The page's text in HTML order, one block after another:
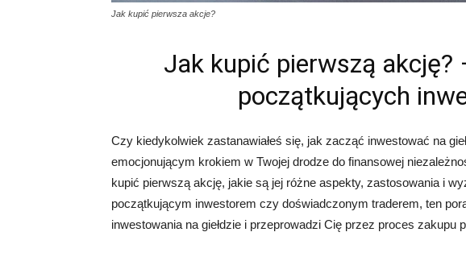
Jak kupić pierwsza akcje?
Jak kupić pierwszą akcję?
początkujących
Czy kiedykolwiek zastanawiałeś się, jak zacząć inwestować na
emocjonującym krokiem w Twojej drodze do finansowej
kupić pierwszą akcję, jakie są jej różne aspekty, zastosowania i
początkującym inwestorem czy doświadczonym traderem, ten
inwestowania na giełdzie i przeprowadzi Cię przez proces zakupu